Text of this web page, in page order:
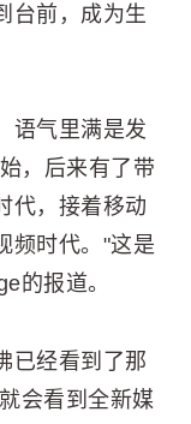
台前，成为生
语气里满是发
，后来有了带
代，接着移动
频时代。"这是
的报道。
已经看到了那
会看到全新媒